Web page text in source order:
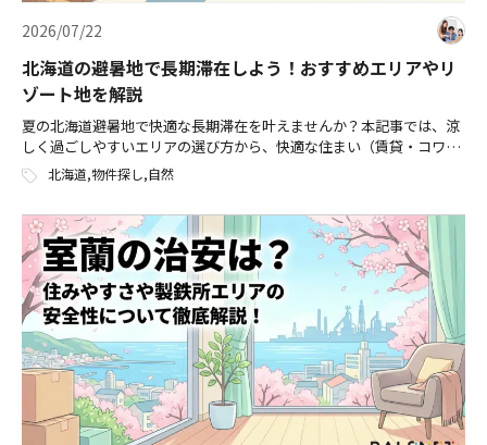
2026/07/22
北海道の避暑地で長期滞在しよう！おすすめエリアやリ
ゾート地を解説
夏の北海道避暑地で快適な長期滞在を叶えませんか？本記事では、涼
しく過ごしやすいエリアの選び方から、快適な住まい（賃貸・コワー
キングスペース付き物件など）を見つけるための具体的なコツまで徹
底解説します。猛暑を避けて、北海道の大自然に囲まれた理想のデュ
北海道,物件探し,自然